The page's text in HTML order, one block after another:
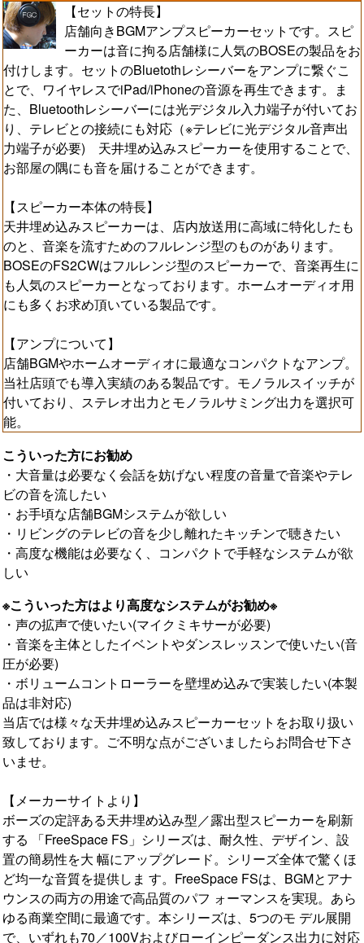
【セットの特長】
店舗向きBGMアンプスピーカーセットです。スピ
ーカーは音に拘る店舗様に人気のBOSEの製品をお
付けします。セットのBluetothレシーバーをアンプに繋ぐこ
とで、ワイヤレスでiPad/iPhoneの音源を再生できます。ま
た、Bluetoothレシーバーには光デジタル入力端子が付いてお
り、テレビとの接続にも対応（※テレビに光デジタル音声出
力端子が必要) 天井埋め込みスピーカーを使用することで、
お部屋の隅にも音を届けることができます。
【スピーカー本体の特長】
天井埋め込みスピーカーは、店内放送用に高域に特化したも
のと、音楽を流すためのフルレンジ型のものがあります。
BOSEのFS2CWはフルレンジ型のスピーカーで、音楽再生に
も人気のスピーカーとなっております。ホームオーディオ用
にも多くお求め頂いている製品です。
【アンプについて】
店舗BGMやホームオーディオに最適なコンパクトなアンプ。
当社店頭でも導入実績のある製品です。モノラルスイッチが
付いており、ステレオ出力とモノラルサミング出力を選択可
能。
こういった方にお勧め
・大音量は必要なく会話を妨げない程度の音量で音楽やテレ
ビの音を流したい
・お手頃な店舗BGMシステムが欲しい
・リビングのテレビの音を少し離れたキッチンで聴きたい
・高度な機能は必要なく、コンパクトで手軽なシステムが欲
しい
※こういった方はより高度なシステムがお勧め※
・声の拡声で使いたい(マイクミキサーが必要)
・音楽を主体としたイベントやダンスレッスンで使いたい(音
圧が必要)
・ボリュームコントローラーを壁埋め込みで実装したい(本製
品は非対応)
当店では様々な天井埋め込みスピーカーセットをお取り扱い
致しております。ご不明な点がございましたらお問合せ下さ
いませ。
【メーカーサイトより】
ボーズの定評ある天井埋め込み型／露出型スピーカーを刷新
する 「FreeSpace FS」シリーズは、耐久性、デザイン、設
置の簡易性を大 幅にアップグレード。シリーズ全体で驚くほ
ど均一な音質を提供しま す。FreeSpace FSは、BGMとアナ
ウンスの両方の用途で高品質のパフ ォーマンスを実現。あら
ゆる商業空間に最適です。本シリーズは、5つのモ デル展開
で、いずれも70／100Vおよびローインピーダンス出力に対応